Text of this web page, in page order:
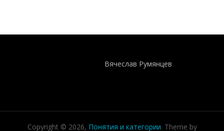
Вячеслав Румянцев
Copyright © 2026, Понятия и категории. Theme by